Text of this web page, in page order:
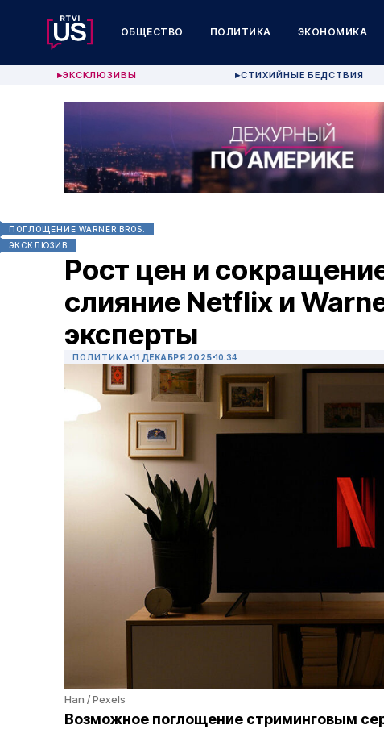
ОБЩЕСТВО ПОЛИТИКА ЭКОНОМИКА
▶ЭКСКЛЮЗИВЫ ▶СТИХИЙНЫЕ БЕДСТВИЯ
ПОГЛОЩЕНИЕ WARNER BROS.
ЭКСКЛЮЗИВ
Рост цен и
слияние Netflix и
эксперты
ПОЛИТИКА 11 ДЕКАБРЯ 2025 10:34
Han / Pexels
Возможное поглощение стриминговым